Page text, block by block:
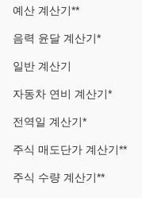
예산 계산기**
음력 윤달 계산기*
일반 계산기
자동차 연비 계산기*
전역일 계산기*
주식 매도단가 계산기**
주식 수량 계산기**